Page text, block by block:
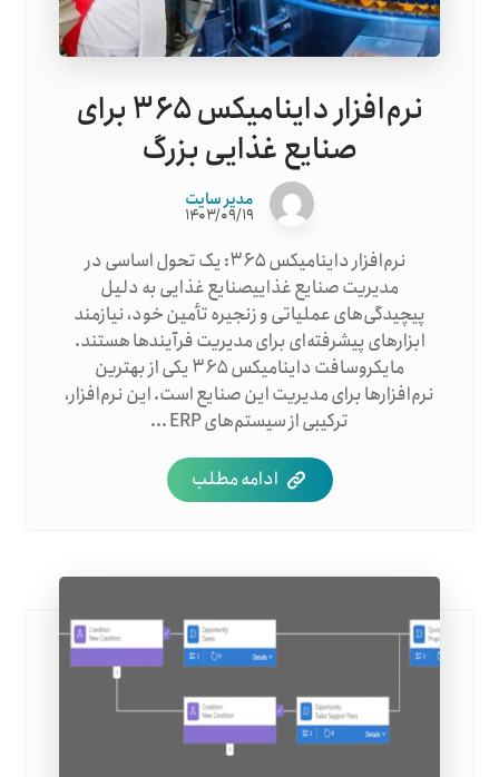
نرم‌افزار داینامیکس ۳۶۵ برای
صنایع غذایی بزرگ
مدیر سایت
۱۴۰۳/۰۹/۱۹
نرم‌افزار داینامیکس ۳۶۵: یک تحول اساسی در
مدیریت صنایع غذاییصنایع غذایی به دلیل
پیچیدگی‌های عملیاتی و زنجیره تأمین خود، نیازمند
ابزارهای پیشرفته‌ای برای مدیریت فرآیندها هستند.
مایکروسافت داینامیکس ۳۶۵ یکی از بهترین
نرم‌افزارها برای مدیریت این صنایع است. این نرم‌افزار،
ترکیبی از سیستم‌های ERP ...
ادامه مطلب